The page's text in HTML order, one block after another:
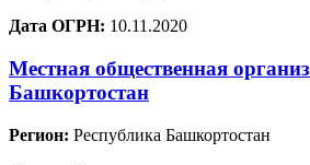
Дата ОГРН: 10.11.2020
Местная общественная
Башкортостан
Регион: Республика Башкортостан